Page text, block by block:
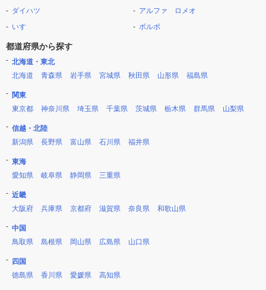
ダイハツ
いすゞ
アルファ ロメオ
ボルボ
都道府県から探す
北海道・東北
北海道
青森県 岩手県 宮城県 秋田県 山形県 福島県
関東
東京都
神奈川県 埼玉県 千葉県 茨城県 栃木県 群馬県 山梨県
信越・北陸
新潟県
長野県 富山県 石川県 福井県
東海
愛知県
岐阜県 静岡県 三重県
近畿
大阪府
兵庫県 京都府 滋賀県 奈良県 和歌山県
中国
鳥取県
島根県 岡山県 広島県 山口県
四国
徳島県
香川県 愛媛県 高知県